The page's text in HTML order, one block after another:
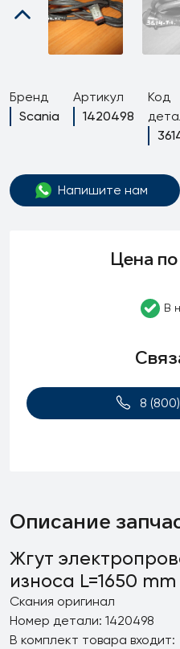
Бренд
Scania
Артикул
1420498
Код
Напишите нам
Цена
В
8
Описание
Жгут
износа L=1650 mm
Скания оригинал
Номер детали: 1420498
В комплект товара входит: